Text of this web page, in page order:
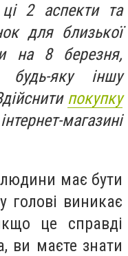
2 аспекти та
для близької
на 8 березня,
яку іншу
дійснити покупку
магазині
має бути
голові виникає
це справді
ви маєте знати